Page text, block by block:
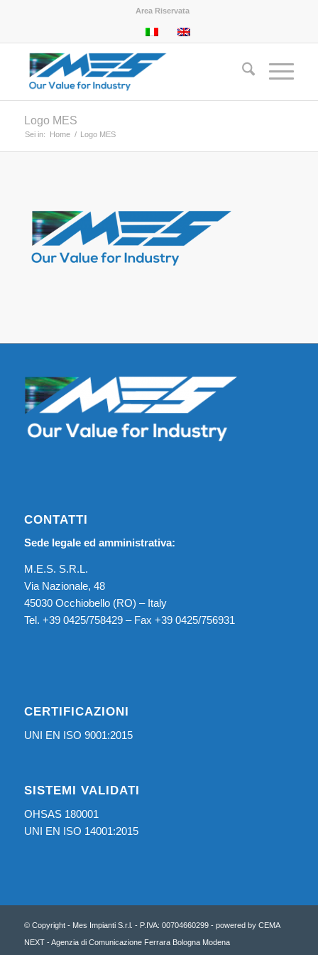
Area Riservata
Logo MES
Sei in: Home / Logo MES
CONTATTI
Sede legale ed amministrativa:
M.E.S. S.R.L.
Via Nazionale, 48
45030 Occhiobello (RO) – Italy
Tel. +39 0425/758429 – Fax +39 0425/756931
CERTIFICAZIONI
UNI EN ISO 9001:2015
SISTEMI VALIDATI
OHSAS 180001
UNI EN ISO 14001:2015
© Copyright - Mes Impianti S.r.l. - P.IVA: 00704660299 - powered by CEMA
NEXT - Agenzia di Comunicazione Ferrara Bologna Modena